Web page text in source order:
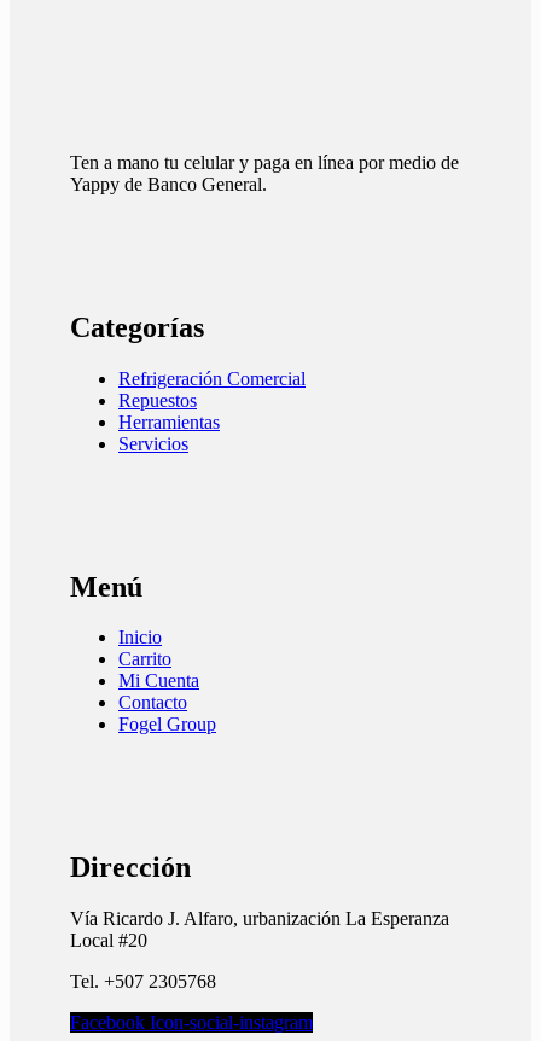
Ten a mano tu celular y paga en línea por medio de
Yappy de Banco General.
Categorías
Refrigeración Comercial
Repuestos
Herramientas
Servicios
Menú
Inicio
Carrito
Mi Cuenta
Contacto
Fogel Group
Dirección
Vía Ricardo J. Alfaro, urbanización La Esperanza
Local #20
Tel. +507 2305768
Facebook Icon-social-instagram